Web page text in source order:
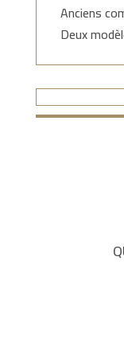
Anciens
Deux